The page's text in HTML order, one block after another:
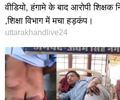
वीडियो, हंगामे के बाद आरोपी शिक्षक
,शिक्षा विभाग में मचा हड़कंप।
uttarakhandlive24